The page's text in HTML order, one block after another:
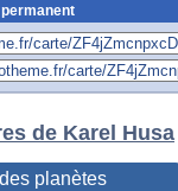
de Karel Husa
planètes